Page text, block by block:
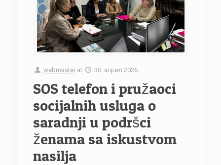
webmaster at 30. април 2026.
SOS telefon i pružaoci
socijalnih usluga o
saradnji u podršci
ženama sa iskustvom
nasilja